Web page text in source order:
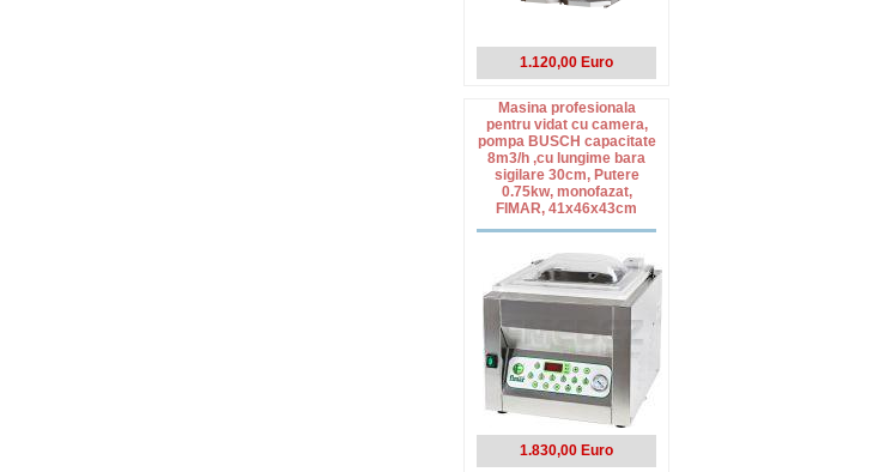
1.120,00 Euro
Masina profesionala
pentru vidat cu camera,
pompa BUSCH capacitate
8m3/h ,cu lungime bara
sigilare 30cm, Putere
0.75kw, monofazat,
FIMAR, 41x46x43cm
1.830,00 Euro